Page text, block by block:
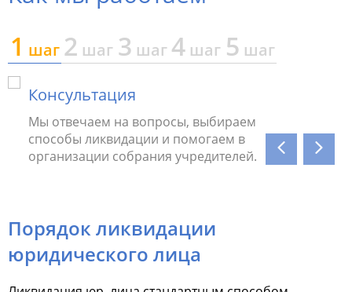
1 шаг 2 шаг 3 шаг 4 шаг 5 шаг
Консультация
Мы отвечаем на вопросы, выбираем
способы ликвидации и помогаем в
организации собрания учредителей.
Порядок ликвидации
юридического лица